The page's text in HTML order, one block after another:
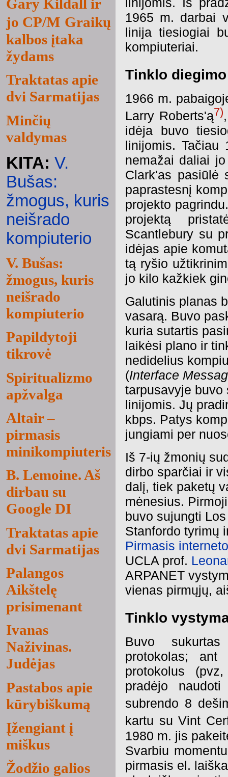
Gary Kildall ir
jo CP/M Graikų
kalbos įtaka
žydams
Traktatas apie
dvi Sarmatijas
Minčių
valdymas
KITA: V.
Bušas:
žmogus, kuris
neišrado
kompiuterio
V. Bušas:
žmogus, kuris
neišrado
kompiuterio
Papildytoji
tikrovė
Spiritualizmo
apžvalga
Altair –
pirmasis
minikompiuteris
B. Lemoine. Aš
dirbau su
Google DI
Traktatas apie
dvi Sarmatijas
Palangos
Aikštelę
prisimenant
Ivanas
Naživinas.
Judėjas
Pastabos apie
kūrybiškumą
Įžengiant į
miškus
Žodžio galios
1965 m. darbai
linija tiesiogiai
kompiuteriai.
Tinklo
1966 m.
Larry Roberts'ą7)
idėja buvo
linijomis. Tačiau
nemažai daliai
Clark'as pasiūlė
paprastesnį
projekto
projektą
Scantlebury su
idėjas apie
tą ryšio
jo kilo kažkiek
Galutinis planas
vasarą. Buvo
kuria sutartis
laikėsi plano ir
nedidelius
(Interface
tarpusavyje
linijomis. Jų
kbps. Patys
jungiami per
Iš 7-ių žmonių
dirbo sparčiai ir
dalį, tiek paketų
mėnesius.
buvo sujungti
Stanfordo tyrimų
Pirmasis
UCLA prof.
ARPANET
vienas pirmųjų,
Tinklo
Buvo
protokolas;
protokolus
pradėjo
subrendo 8
kartu su Vint
1980 m. jis
Svarbiu
pirmasis el.